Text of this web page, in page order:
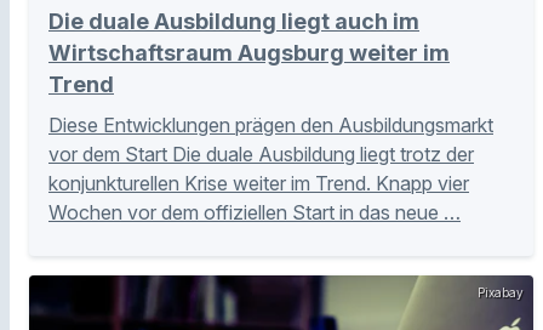
Die duale Ausbildung liegt auch im
Wirtschaftsraum Augsburg weiter im
Trend
Diese Entwicklungen prägen den Ausbildungsmarkt
vor dem Start Die duale Ausbildung liegt trotz der
konjunkturellen Krise weiter im Trend. Knapp vier
Wochen vor dem offiziellen Start in das neue …
Pixabay